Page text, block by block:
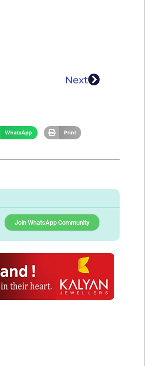
Next
WhatsApp Print
Join WhatsApp Community